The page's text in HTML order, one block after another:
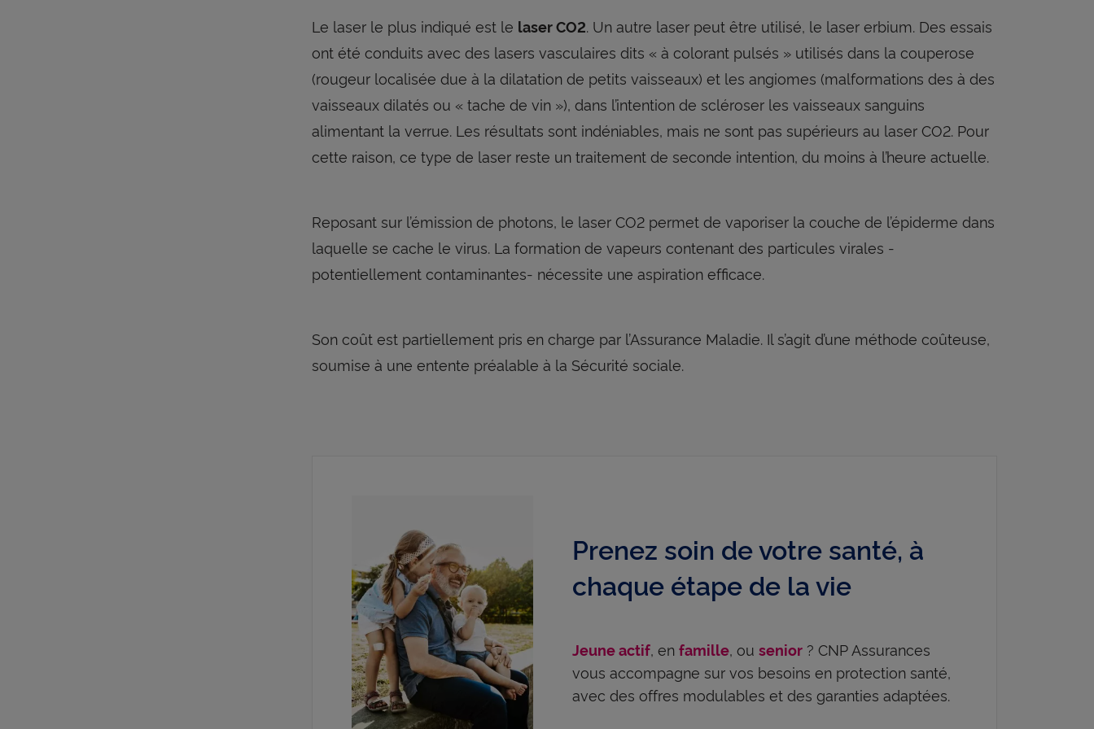
Le laser le plus indiqué est le laser CO2. Un autre laser peut être utilisé, le laser erbium. Des essais
ont été conduits avec des lasers vasculaires dits « à colorant pulsés » utilisés dans la couperose
(rougeur localisée due à la dilatation de petits vaisseaux) et les angiomes (malformations des à des
vaisseaux dilatés ou « tache de vin »), dans l’intention de scléroser les vaisseaux sanguins
alimentant la verrue. Les résultats sont indéniables, mais ne sont pas supérieurs au laser CO2. Pour
cette raison, ce type de laser reste un traitement de seconde intention, du moins à l’heure actuelle.
Reposant sur l’émission de photons, le laser CO2 permet de vaporiser la couche de l’épiderme dans
laquelle se cache le virus. La formation de vapeurs contenant des particules virales -
potentiellement contaminantes- nécessite une aspiration efficace.
Son coût est partiellement pris en charge par l’Assurance Maladie. Il s’agit d’une méthode coûteuse,
soumise à une entente préalable à la Sécurité sociale.
Prenez soin de votre santé, à
chaque étape de la vie
Jeune actif , enfamille , ousenior ? CNP Assurances
vous accompagne sur vos besoins en protection santé,
avec des offres modulables et des garanties adaptées.